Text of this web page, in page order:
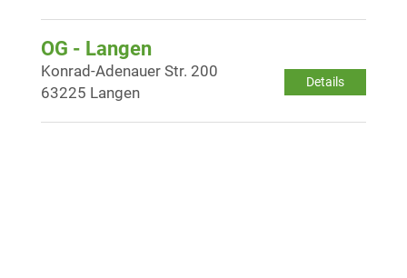
OG - Langen
Details
Konrad-Adenauer Str. 200
63225 Langen